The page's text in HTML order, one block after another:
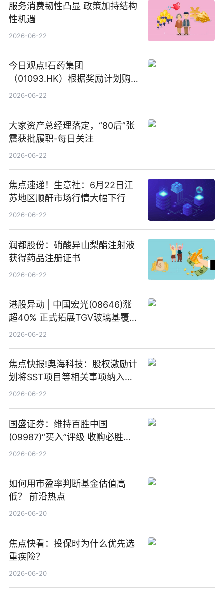
服务消费韧性凸显 政策加持结构
性机遇
2026-06-22
今日观点!石药集团
（01093.HK）根据奖励计划购
回580万股
2026-06-22
大家资产总经理落定，“80后”张
震获批履职-每日关注
2026-06-22
焦点速递！生意社：6月22日江
苏地区顺酐市场行情大幅下行
2026-06-22
润都股份：硝酸异山梨酯注射液
获得药品注册证书
2026-06-22
港股异动 | 中国宏光(08646)涨
超40% 正式拓展TGV玻璃基覆铜
板新材料业务
2026-06-22
焦点快报!奥海科技：股权激励计
划将SST项目等相关事项纳入专
项业务发展考核指标
2026-06-22
国盛证券：维持百胜中国
(09987)“买入”评级 收购必胜客
中国增厚利润加速成长 信息
2026-06-22
如何用市盈率判断基金估值高
低？ 前沿热点
2026-06-20
焦点快看：投保时为什么优先选
重疾险？
2026-06-20